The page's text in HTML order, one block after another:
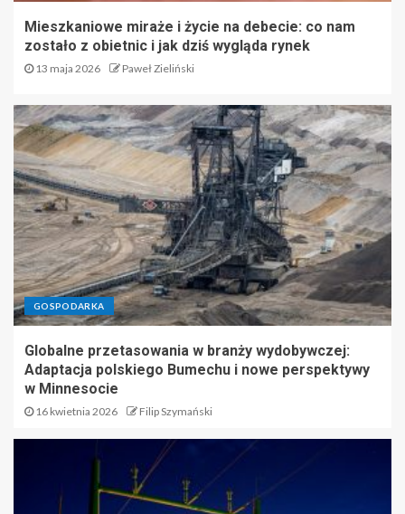
Mieszkaniowe miraże i życie na debecie: co nam
zostało z obietnic i jak dziś wygląda rynek
13 maja 2026 Paweł Zieliński
GOSPODARKA
Globalne przetasowania w branży wydobywczej:
Adaptacja polskiego Bumechu i nowe perspektywy
w Minnesocie
16 kwietnia 2026 Filip Szymański